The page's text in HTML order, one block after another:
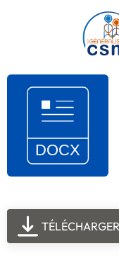
Passer au contenu
TÉLÉCHARGER